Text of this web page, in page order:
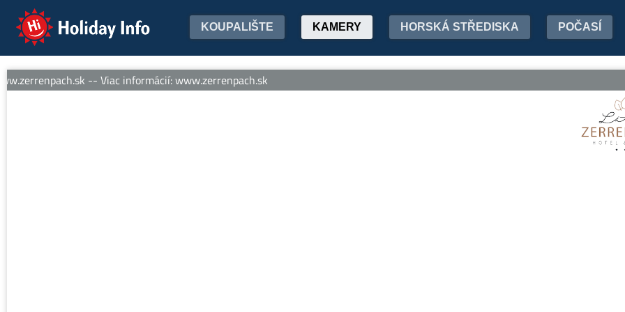
Holiday Info KOUPALIŠTE KAMERY HORSKÁ STŘEDISKA POČASÍ
-- Viac informácií: www.zerrenpach.sk